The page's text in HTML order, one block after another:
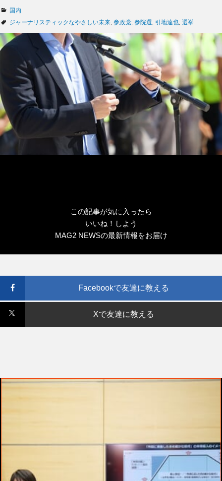
カ
テ
リ
国内
タ
ジャーナリスティックなやさしい未来 参政党 参院選 引地達也 選挙
この記事が気に入ったら
いいね！しよう
MAG2 NEWSの最新情報をお届け
Facebookで友達に教える
Xで友達に教える